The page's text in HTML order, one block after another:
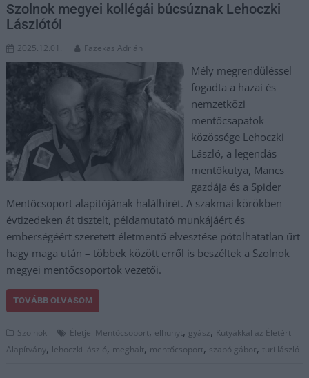
Szolnok megyei kollégái búcsúznak Lehoczki
Lászlótól
2025.12.01. Fazekas Adrián
Mély megrendüléssel
fogadta a hazai és
nemzetközi
mentőcsapatok
közössége Lehoczki
László, a legendás
mentőkutya, Mancs
gazdája és a Spider
Mentőcsoport alapítójának halálhírét. A szakmai körökben
évtizedeken át tisztelt, példamutató munkájáért és
emberségéért szeretett életmentő elvesztése pótolhatatlan űrt
hagy maga után – többek között erről is beszéltek a Szolnok
megyei mentőcsoportok vezetői.
TOVÁBB OLVASOM
Szolnok Életjel Mentőcsoport, elhunyt, gyász, Kutyákkal az Életért
Alapítvány, lehoczki lászló, meghalt, mentőcsoport, szabó gábor, turi lászló